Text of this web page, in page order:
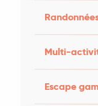
Multi-
Escape